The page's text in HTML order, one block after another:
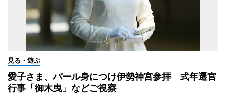
見る・遊ぶ
愛子さま、パール身につけ伊勢神宮参拝 式年遷宮
行事「御木曳」などご視察